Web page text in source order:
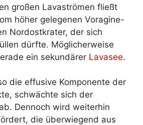
großen Lavaströmen fließt
höher gelegenen Voragine-
Nordostkrater, der sich
dürfte. Möglicherweise
ein sekundärer Lavasee.
die effusive Komponente der
schwächte sich der
Dennoch wird weiterhin
die überwiegend aus